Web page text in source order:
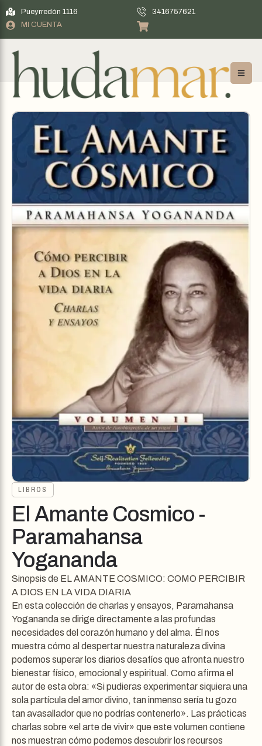
Pueyrredón 1116
3416757621
MI CUENTA
LIBROS
El Amante Cosmico -
Paramahansa
Yogananda
Sinopsis de EL AMANTE COSMICO: COMO PERCIBIR
A DIOS EN LA VIDA DIARIA
En esta colección de charlas y ensayos, Paramahansa
Yogananda se dirige directamente a las profundas
necesidades del corazón humano y del alma. Él nos
muestra cómo al despertar nuestra naturaleza divina
podemos superar los diarios desafíos que afronta nuestro
bienestar físico, emocional y espiritual. Como afirma el
autor de esta obra: «Si pudieras experimentar siquiera una
sola partícula del amor divino, tan inmenso sería tu gozo
tan avasallador que no podrías contenerlo». Las prácticas
charlas sobre «el arte de vivir» que este volumen contiene
nos muestran cómo podemos descubrir los recursos